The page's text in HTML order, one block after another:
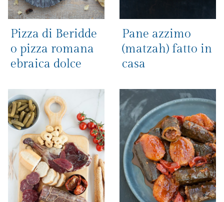
Pizza di Beridde
o pizza romana
ebraica dolce
Pane azzimo
(matzah) fatto in
casa